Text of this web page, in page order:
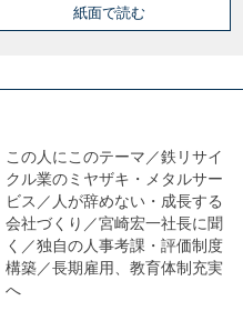
紙面で読む
この人にこのテーマ／鉄リサイ
クル業のミヤザキ・メタルサー
ビス／人が辞めない・成長する
会社づくり／宮崎宏一社長に聞
く／独自の人事考課・評価制度
構築／長期雇用、教育体制充実
へ